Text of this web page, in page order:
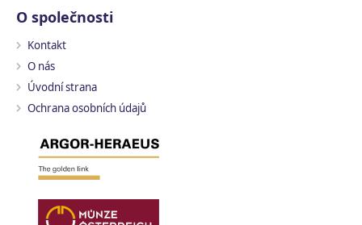
O společnosti
Kontakt
O nás
Úvodní strana
Ochrana osobních údajů